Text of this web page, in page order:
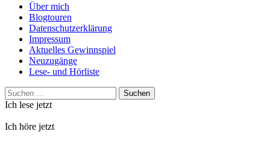
Über mich
Blogtouren
Datenschutzerklärung
Impressum
Aktuelles Gewinnspiel
Neuzugänge
Lese- und Hörliste
Suchen
nach:
Ich lese jetzt
Ich höre jetzt